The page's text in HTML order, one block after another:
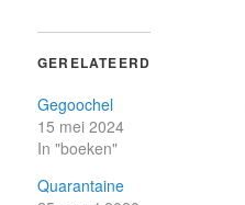
GERELATEERD
Gegoochel
15 mei 2024
In "boeken"
Quarantaine